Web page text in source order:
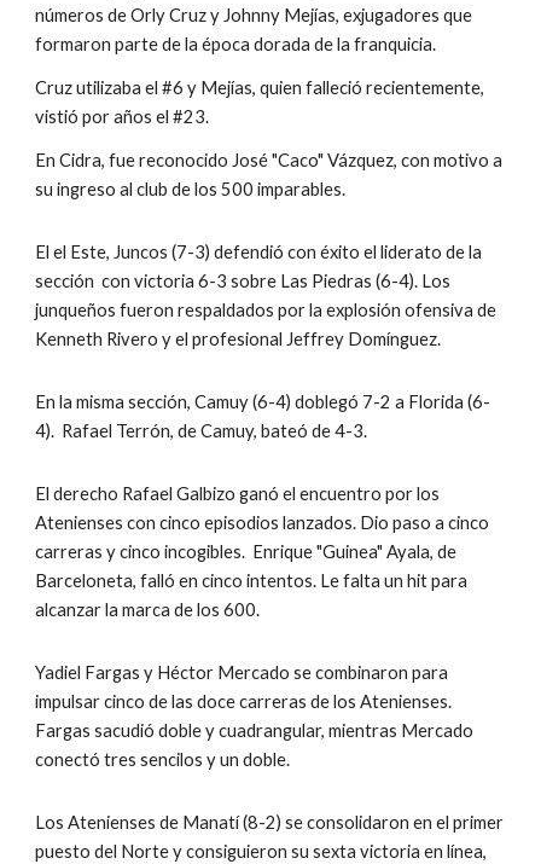
números de Orly Cruz y Johnny Mejías, exjugadores que
formaron parte de la época dorada de la franquicia.
Cruz utilizaba el #6 y Mejías, quien falleció recientemente,
vistió por años el #23.
En Cidra, fue reconocido José "Caco" Vázquez, con motivo a
su ingreso al club de los 500 imparables.
El el Este, Juncos (7-3) defendió con éxito el liderato de la
sección  con victoria 6-3 sobre Las Piedras (6-4). Los
junqueños fueron respaldados por la explosión ofensiva de
Kenneth Rivero y el profesional Jeffrey Domínguez.
En la misma sección, Camuy (6-4) doblegó 7-2 a Florida (6-
4).  Rafael Terrón, de Camuy, bateó de 4-3.
El derecho Rafael Galbizo ganó el encuentro por los
Atenienses con cinco episodios lanzados. Dio paso a cinco
carreras y cinco incogibles.  Enrique "Guinea" Ayala, de
Barceloneta, falló en cinco intentos. Le falta un hit para
alcanzar la marca de los 600.
Yadiel Fargas y Héctor Mercado se combinaron para
impulsar cinco de las doce carreras de los Atenienses.
Fargas sacudió doble y cuadrangular, mientras Mercado
conectó tres sencilos y un doble.
Los Atenienses de Manatí (8-2) se consolidaron en el primer
puesto del Norte y consiguieron su sexta victoria en línea,